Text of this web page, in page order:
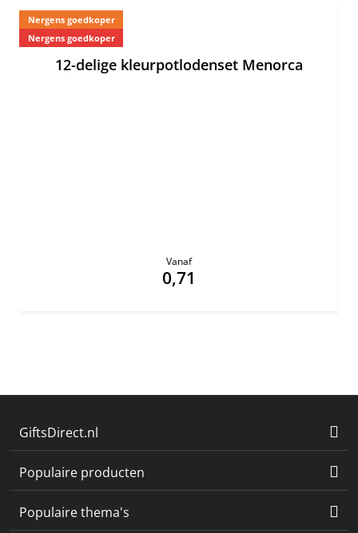
Nergens goedkoper
Nergens goedkoper
12-delige kleurpotlodenset Menorca
Vanaf
0,71
GiftsDirect.nl
Populaire producten
Populaire thema's